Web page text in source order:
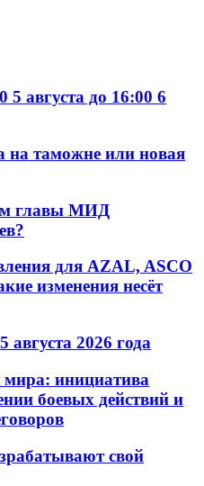
августа до 16:00 6
на таможне или новая
главы МИД
для AZAL, ASCO
изменения несёт
августа 2026 года
инициатива
боевых действий и
свой